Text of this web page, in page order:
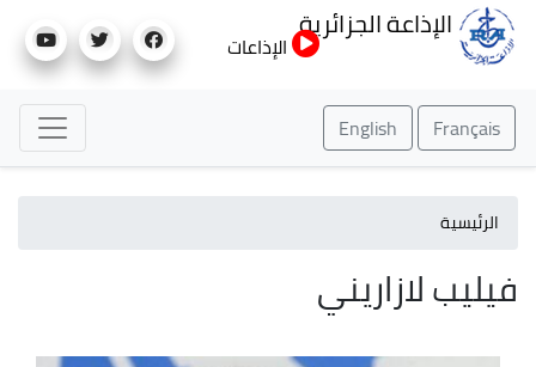
إلى
الإذاعة الجزائرية
الإذاعات
Français
English
الرئيسية
فيليب لازاريني